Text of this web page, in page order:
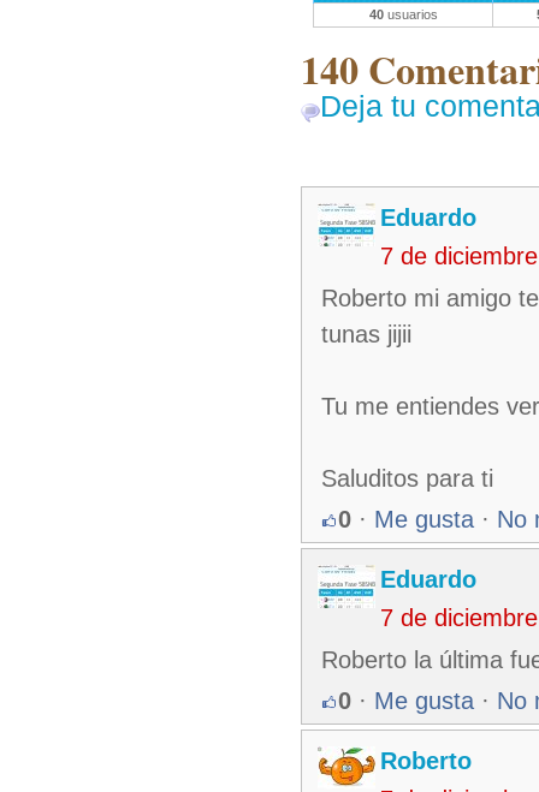
40usuarios
140
Deja tu
Eduardo
7 de
Roberto mi amigo
tunas jijii
Tu me entiendes
Saluditos para ti
0 · Me gusta · No
Eduardo
7 de
Roberto la última
0 · Me gusta · No
Roberto